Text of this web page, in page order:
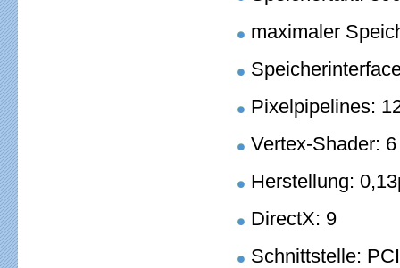
maximaler
Pixelpipelines:
Vertex-Shader: 6
Herstellung:
DirectX: 9
Schnittstelle: